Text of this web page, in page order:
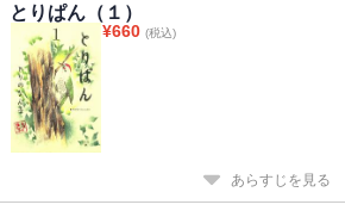
とりぱん（１）
¥660 (税込)
あらすじを見る